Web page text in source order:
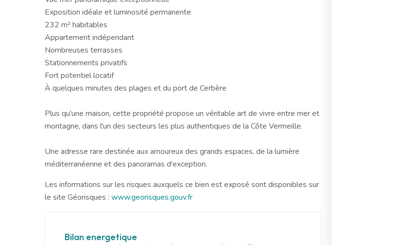
Exposition idéale et luminosité permanente
232 m² habitables
Appartement indépendant
Nombreuses terrasses
Stationnements privatifs
Fort potentiel locatif
À quelques minutes des plages et du port de Cerbère
Plus qu'une maison, cette propriété propose un véritable art de vivre entre mer et
montagne, dans l'un des secteurs les plus authentiques de la Côte Vermeille.
Une adresse rare destinée aux amoureux des grands espaces, de la lumière
méditerranéenne et des panoramas d'exception.
Les informations sur les risques auxquels ce bien est exposé sont disponibles sur
le site Géorisques : www.georisques.gouv.fr
Bilan energetique